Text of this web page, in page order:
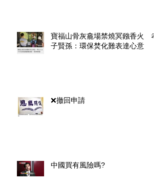
寶福山骨灰龕場禁燒冥鏹香火 孝
子賢孫：環保焚化難表達心意
❌撤回申請
中國買有風險嗎?